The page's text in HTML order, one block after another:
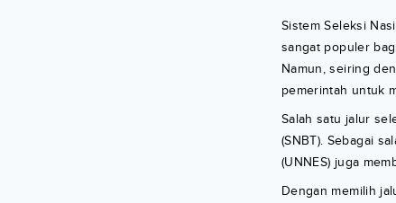
Sistem Seleksi
sangat populer
Namun, seiring
pemerintah untuk
Salah satu jalur
(SNBT). Sebagai
(UNNES) juga
Dengan memilih